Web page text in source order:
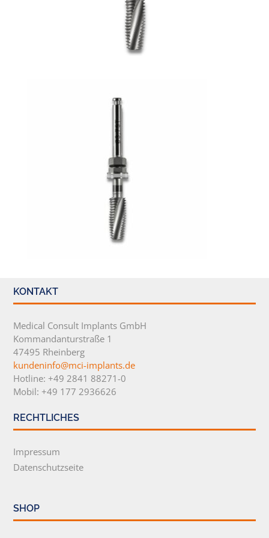
KONTAKT
Medical Consult Implants GmbH
Kommandanturstraße 1
47495 Rheinberg
kundeninfo@mci-implants.de
Hotline: +49 2841 88271-0
Mobil: +49 177 2936626
RECHTLICHES
Impressum
Datenschutzseite
SHOP